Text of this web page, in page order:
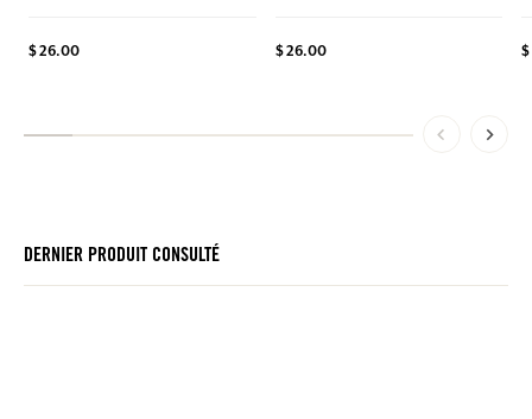
$ 26.00 $ 26.00
DERNIER PRODUIT CONSULTÉ